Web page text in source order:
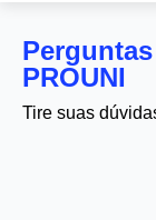
PROUNI
Tire suas